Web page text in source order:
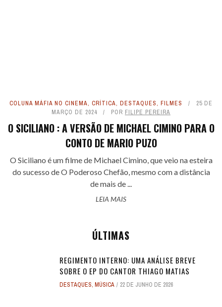
COLUNA MÁFIA NO CINEMA, CRÍTICA, DESTAQUES, FILMES
25 DE
MARÇO DE 2024
POR FILIPE PEREIRA
O SICILIANO : A VERSÃO DE MICHAEL CIMINO PARA O
CONTO DE MARIO PUZO
O Siciliano é um filme de Michael Cimino, que veio na esteira
do sucesso de O Poderoso Chefão, mesmo com a distância
de mais de ...
LEIA MAIS
ÚLTIMAS
REGIMENTO INTERNO: UMA ANÁLISE BREVE
SOBRE O EP DO CANTOR THIAGO MATIAS
DESTAQUES, MÚSICA 22 DE JUNHO DE 2026